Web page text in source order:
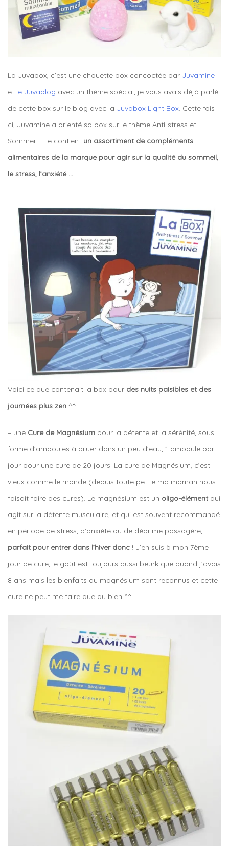
La Juvabox, c’est une chouette box concoctée par Juvamine
et le Juvablog avec un thème spécial, je vous avais déjà parlé
de cette box sur le blog avec la Juvabox Light Box. Cette fois
ci, Juvamine a orienté sa box sur le thème Anti-stress et
Sommeil. Elle contient un assortiment de compléments
alimentaires de la marque pour agir sur la qualité du sommeil,
le stress, l’anxiété …
Voici ce que contenait la box pour des nuits paisibles et des
journées plus zen ^^
– une Cure de Magnésium pour la détente et la sérénité, sous
forme d’ampoules à diluer dans un peu d’eau, 1 ampoule par
jour pour une cure de 20 jours. La cure de Magnésium, c’est
vieux comme le monde (depuis toute petite ma maman nous
faisait faire des cures). Le magnésium est un oligo-élément qui
agit sur la détente musculaire, et qui est souvent recommandé
en période de stress, d’anxiété ou de déprime passagère,
parfait pour entrer dans l’hiver donc ! J’en suis à mon 7ème
jour de cure, le goût est toujours aussi beurk que quand j’avais
8 ans mais les bienfaits du magnésium sont reconnus et cette
cure ne peut me faire que du bien ^^